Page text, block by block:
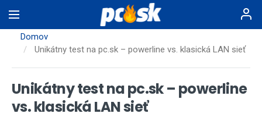
na
hlavnýDomov
Unikátny test na pc.sk – powerline vs. klasická LAN sieť
Unikátny test na pc.sk – powerline
vs. klasická LAN sieť